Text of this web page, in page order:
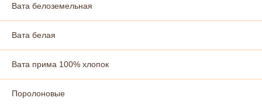
Вата белоземельная
Вата белая
Вата прима 100% хлопок
Поролоновые